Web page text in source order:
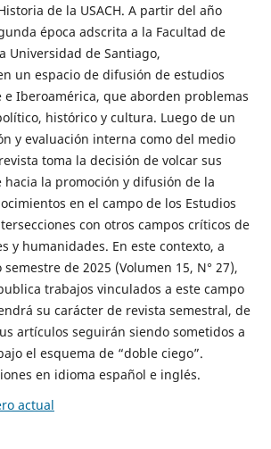
de la USACH. A partir del año
época adscrita a la Facultad de
Universidad de Santiago,
un espacio de difusión de estudios
e Iberoamérica, que aborden problemas
histórico y cultura. Luego de un
y evaluación interna como del medio
toma la decisión de volcar sus
hacia la promoción y difusión de la
en el campo de los Estudios
con otros campos críticos de
y humanidades. En este contexto, a
de 2025 (Volumen 15, N° 27),
trabajos vinculados a este campo
su carácter de revista semestral, de
artículos seguirán siendo sometidos a
el esquema de “doble ciego”.
en idioma español e inglés.
actual